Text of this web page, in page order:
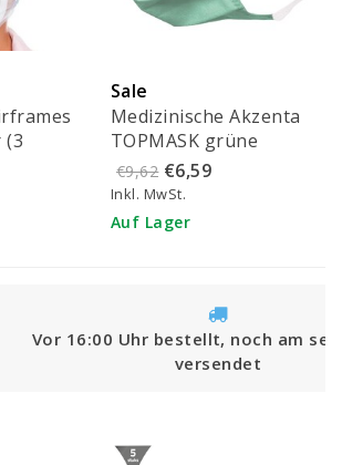
(3
Sale
Medizinische Akzenta
TOPMASK grüne
IIR/2R Mundmasken
mit Bändern 50 Stück
(ab € 4,95 pro 50
€9,62 €6,59
Inkl. MwSt.
Auf Lager
Uhr bestellt, noch am selben Tag